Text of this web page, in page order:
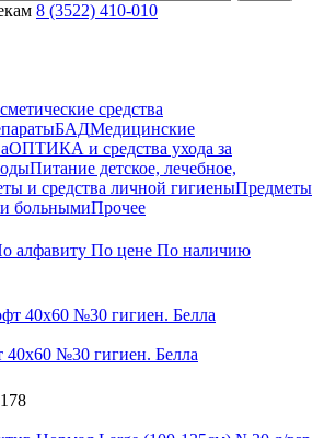
8 (3522) 410-010
средства
БАДМедицинские
ОПТИКА и средства ухода за
Питание детское, лечебное,
и средства личной гигиеныПредметы
и больнымиПрочее
алфавиту По цене По наличию
№30 гигиен. Белла